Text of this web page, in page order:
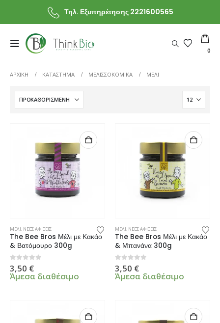
Τηλ. Εξυπηρέτησης 2221600565
0
ΑΡΧΙΚΗ ΚΑΤΆΣΤΗΜΑ ΜΕΛΙΣΣΟΚΟΜΙΚΑ ΜΕΛΙ
ΜΕΛΙ, ΝΕΕΣ ΑΦΙΞΕΙΣ
The Bee Bros Μέλι με Κακάο
& Βατόμουρο 300g
0 από 5
3,50 €
Άμεσα διαθέσιμο
ΜΕΛΙ, ΝΕΕΣ ΑΦΙΞΕΙΣ
The Bee Bros Μέλι με Κακάο
& Μπανάνα 300g
0 από 5
3,50 €
Άμεσα διαθέσιμο